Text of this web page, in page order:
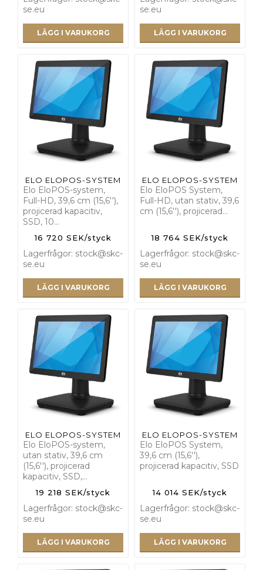
se.eu
LÄGG I VARUKORG
se.eu
LÄGG I VARUKORG
ELO ELOPOS-SYSTEM
Elo EloPOS-system,
Full-HD, 39,6 cm (15,6''),
projicerad kapacitiv,
SSD, 10…
16 720 SEK/styck
Lagerfrågor: stock@skc-
se.eu
LÄGG I VARUKORG
ELO ELOPOS-SYSTEM
Elo EloPOS System,
Full-HD, utan stativ, 39,6
cm (15,6''), projicerad…
18 764 SEK/styck
Lagerfrågor: stock@skc-
se.eu
LÄGG I VARUKORG
ELO ELOPOS-SYSTEM
Elo EloPOS-system,
utan stativ, 39,6 cm
(15,6''), projicerad
kapacitiv, SSD,…
19 218 SEK/styck
Lagerfrågor: stock@skc-
se.eu
LÄGG I VARUKORG
ELO ELOPOS-SYSTEM
Elo EloPOS System,
39,6 cm (15,6''),
projicerad kapacitiv, SSD
14 014 SEK/styck
Lagerfrågor: stock@skc-
se.eu
LÄGG I VARUKORG